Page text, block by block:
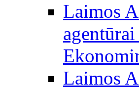
Laimos
Laimos